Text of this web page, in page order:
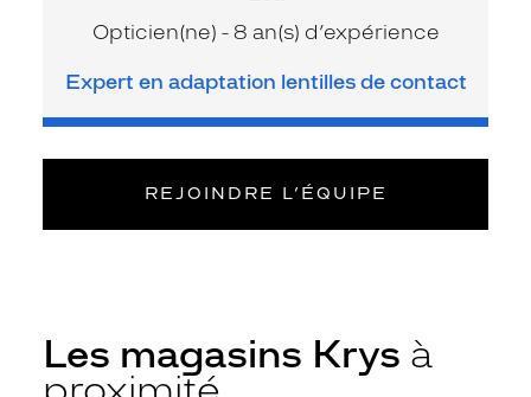
Opticien(ne) - 8 an(s) d’expérience
Expert en adaptation lentilles de contact
REJOINDRE L’ÉQUIPE
Les magasins Krys à